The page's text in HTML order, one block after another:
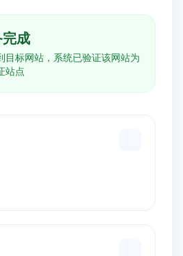
成
目标网站，系统已验证该网站为
站点